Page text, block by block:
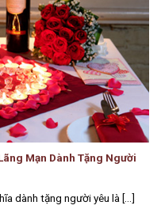
Mạn Dành Tặng Người
dành tặng người yêu là [...]